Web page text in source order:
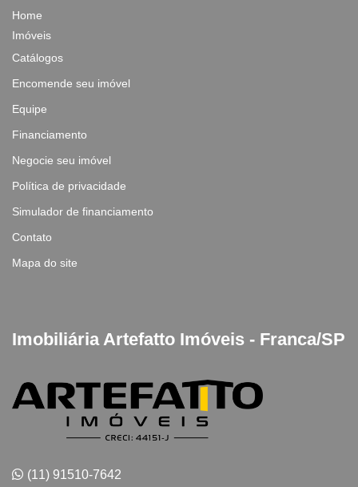
Home
Imóveis
Catálogos
Encomende seu imóvel
Equipe
Financiamento
Negocie seu imóvel
Política de privacidade
Simulador de financiamento
Contato
Mapa do site
Imobiliária Artefatto Imóveis - Franca/SP
(11) 91510-7642